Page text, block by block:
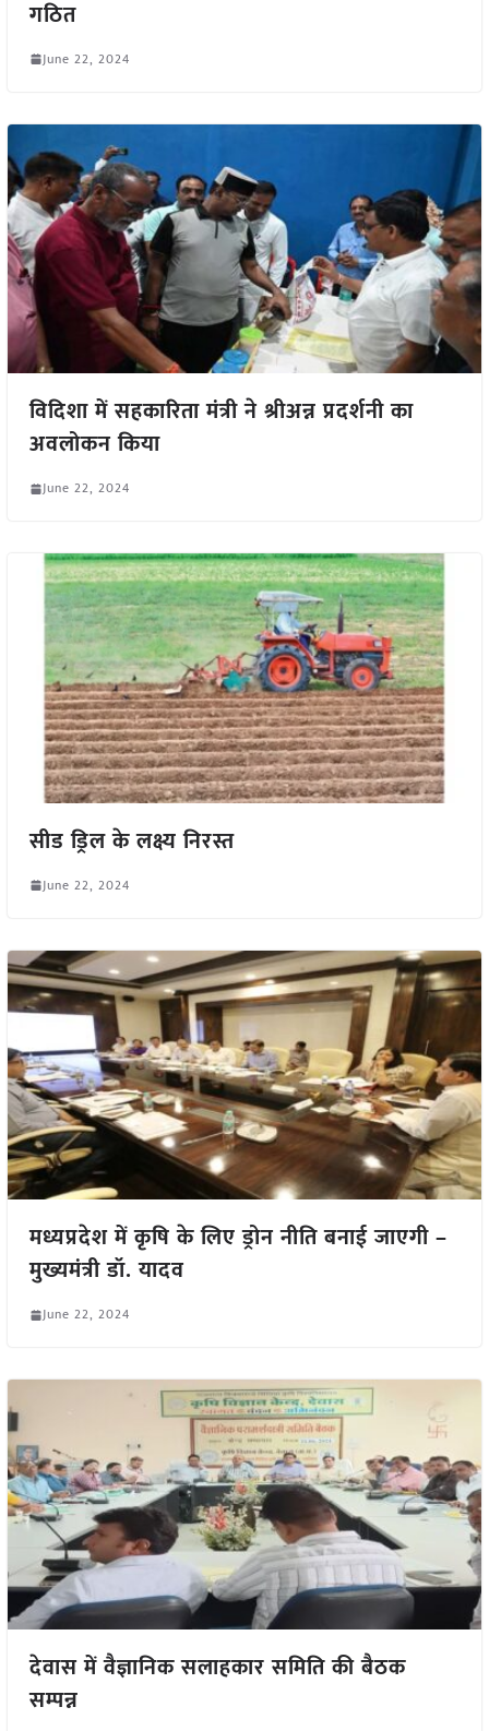
गठित
June 22, 2024
विदिशा में सहकारिता मंत्री ने श्रीअन्न प्रदर्शनी का
अवलोकन किया
June 22, 2024
सीड ड्रिल के लक्ष्य निरस्त
June 22, 2024
मध्यप्रदेश में कृषि के लिए ड्रोन नीति बनाई जाएगी –
मुख्यमंत्री डॉ. यादव
June 22, 2024
देवास में वैज्ञानिक सलाहकार समिति की बैठक
सम्पन्न